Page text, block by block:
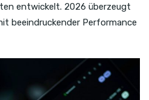
entwickelt. 2026 überzeugt
beeindruckender Performance